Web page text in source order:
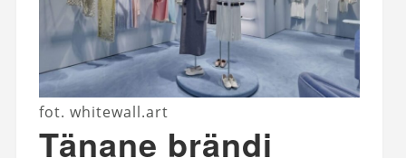
fot. whitewall.art
Tänane brändi